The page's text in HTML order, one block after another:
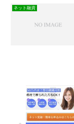
ネット融資